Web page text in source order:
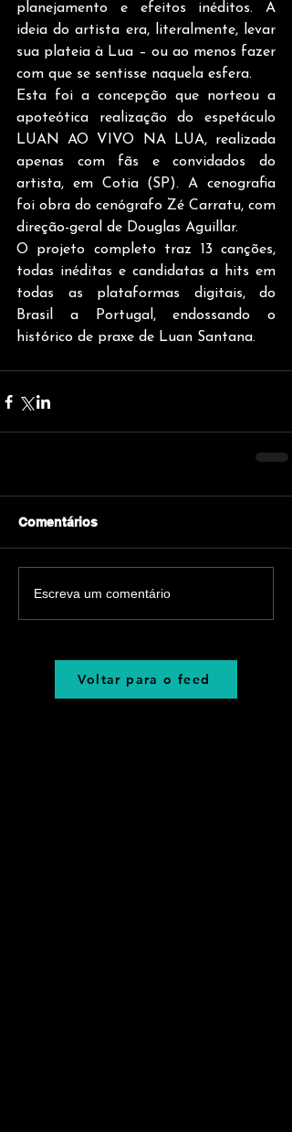
planejamento e efeitos inéditos. A
ideia do artista era, literalmente, levar
sua plateia à Lua – ou ao menos fazer
com que se sentisse naquela esfera.
Esta foi a concepção que norteou a
apoteótica realização do espetáculo
LUAN AO VIVO NA LUA, realizada
apenas com fãs e convidados do
artista, em Cotia (SP). A cenografia
foi obra do cenógrafo Zé Carratu, com
direção-geral de Douglas Aguillar.
O projeto completo traz 13 canções,
todas inéditas e candidatas a hits em
todas as plataformas digitais, do
Brasil a Portugal, endossando o
histórico de praxe de Luan Santana.
Comentários
Escreva um comentário
Voltar para o feed